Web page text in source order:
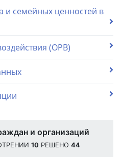
и семейных ценностей в
(ОРВ)
и организаций
10 РЕШЕНО 44